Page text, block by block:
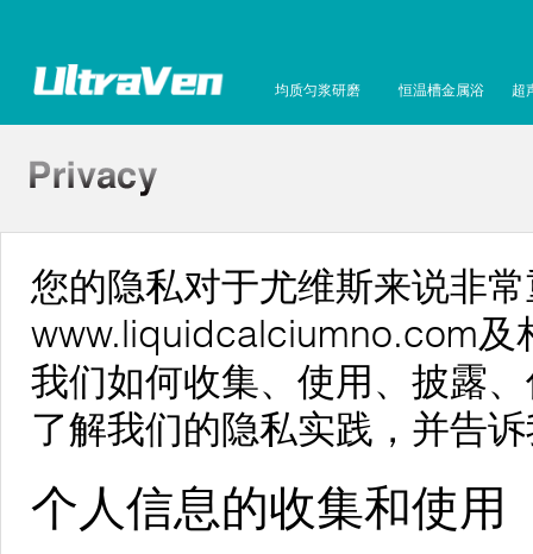
均质匀浆研磨 恒温槽金属浴 超
您的隐私对于尤维斯来说非
www.liquidcalciumno.com及
我们如何收集、使用、披露
了解我们的隐私实践，并告
个人信息的收集和使用